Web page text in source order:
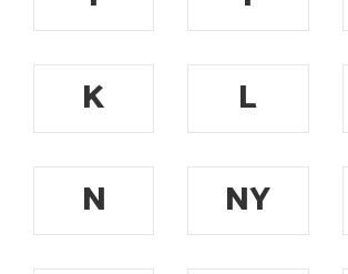
K
L
N
NY